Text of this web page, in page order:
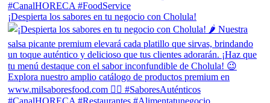
¡Despierta los sabores en tu negocio con Cholula!